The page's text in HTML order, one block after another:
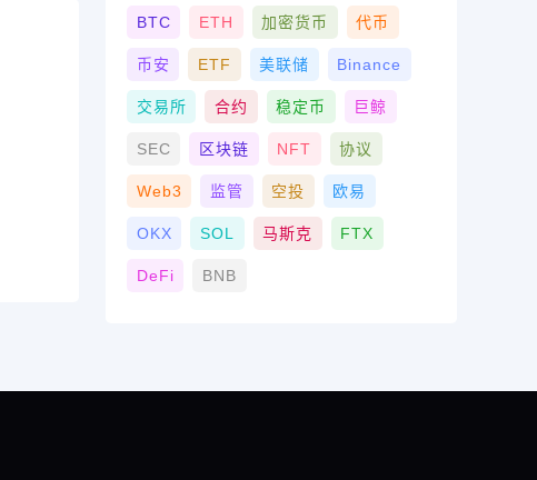
BTC ETH 加密货币 代币
币安 ETF 美联储 Binance
交易所 合约 稳定币 巨鲸
SEC 区块链 NFT 协议
Web3 监管 空投 欧易
OKX SOL 马斯克 FTX
DeFi BNB